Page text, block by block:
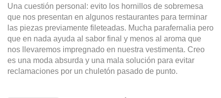
Una cuestión personal: evito los hornillos de sobremesa
que nos presentan en algunos restaurantes para terminar
las piezas previamente fileteadas. Mucha parafernalia pero
que en nada ayuda al sabor final y menos al aroma que
nos llevaremos impregnado en nuestra vestimenta. Creo
es una moda absurda y una mala solución para evitar
reclamaciones por un chuletón pasado de punto.